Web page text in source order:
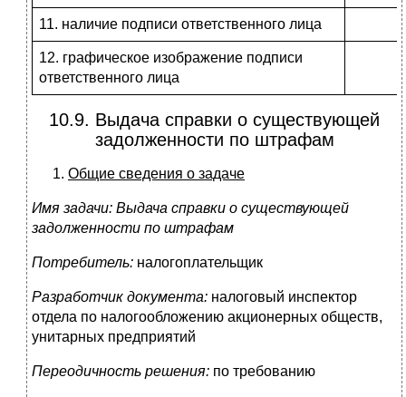
11. наличие подписи ответственного лица
12. графическое изображение подписи
ответственного лица
10.9. Выдача справки о существующей
задолженности по штрафам
Общие сведения о задаче
Имя задачи: Выдача справки о существующей
задолженности по штрафам
Потребитель: налогоплательщик
Разработчик документа: налоговый инспектор
отдела по налогообложению акционерных обществ,
унитарных предприятий
Переодичность решения: по требованию